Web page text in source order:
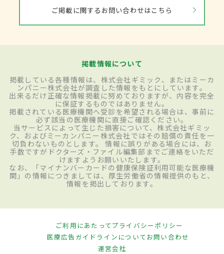
ご掲載に関するお問い合わせはこちら
掲載情報について
掲載している各種情報は、株式会社ギミック、またはミーカ
ンパニー株式会社が調査した情報をもとにしています。
出来るだけ正確な情報掲載に努めておりますが、内容を完全
に保証するものではありません。
掲載されている医療機関へ受診を希望される場合は、事前に
必ず該当の医療機関に直接ご確認ください。
当サービスによって生じた損害について、株式会社ギミッ
ク、およびミーカンパニー株式会社ではその賠償の責任を一
切負わないものとします。 情報に誤りがある場合には、お
手数ですがドクターズ・ファイル編集部までご連絡をいただ
けますようお願いいたします。
なお、「マイナンバーカードの健康保険証利用可能な医療機
関」の情報につきましては、厚生労働省の情報提供のもと、
情報を掲出しております。
ご利用にあたってプライバシーポリシー
医療広告ガイドラインについてお問い合わせ
運営会社